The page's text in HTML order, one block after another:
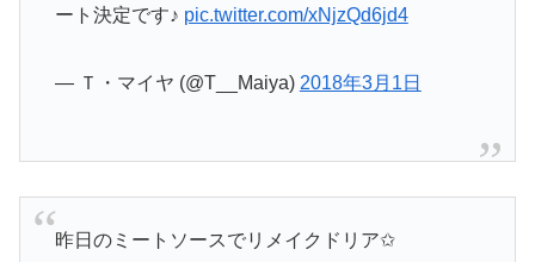
ート決定です♪ pic.twitter.com/xNjzQd6jd4
— Ｔ・マイヤ (@T__Maiya) 2018年3月1日
昨日のミートソースでリメイクドリア✩